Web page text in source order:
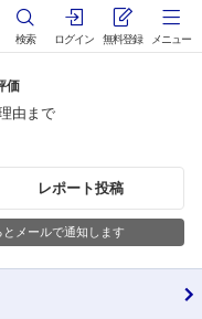
検索 ログイン 無料登録 メニュー
価
由まで
レポート投稿
メールで通知します